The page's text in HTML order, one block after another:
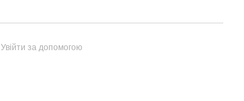
Увійти за допомогою